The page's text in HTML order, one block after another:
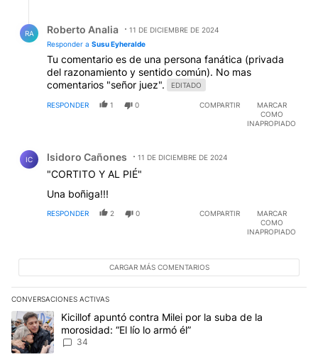
RA Roberto Analia
11 DE DICIEMBRE DE 2024
Responder a Susu Eyheralde
Tu comentario es de una persona fanática (privada
del razonamiento y sentido común). No mas
comentarios "señor juez".
EDITADO
RESPONDER 1 0 COMPARTIR
MARCAR
COMO
INAPROPIADO
IC Isidoro Cañones 11 DE DICIEMBRE DE 2024
"CORTITO Y AL PIÉ"
Una boñiga!!!
RESPONDER 2 0 COMPARTIR
MARCAR
COMO
INAPROPIADO
CARGAR MÁS COMENTARIOS
CONVERSACIONES ACTIVAS
Este listado muestra los artículos con más comentarios en los
Un artículo de tendencia con el título "Kicillof apuntó contra Milei
Kicillof apuntó contra Milei por la suba de la
morosidad: “El lío lo armó él”
34